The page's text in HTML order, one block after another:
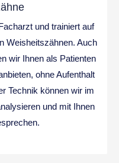
und trainiert auf
Weisheitszähnen. Auch
wir Ihnen als Patienten
ohne Aufenthalt
Technik können wir im
und mit Ihnen